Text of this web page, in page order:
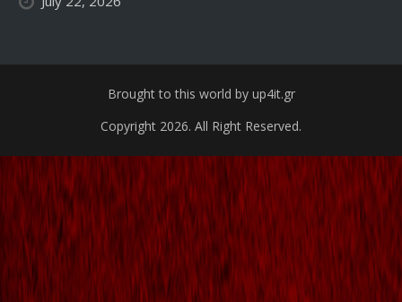
Brought to this world by up4it.gr
Copyright 2026. All Right Reserved.